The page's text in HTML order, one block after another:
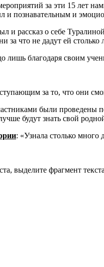
за эти 15 лет
и познавательным и
и рассказ о себе
за что не дадут ей
лишь благодаря своим
за то, что они
были проведены
будут знать свой
: «Узнала столько много
выделите фрагмент